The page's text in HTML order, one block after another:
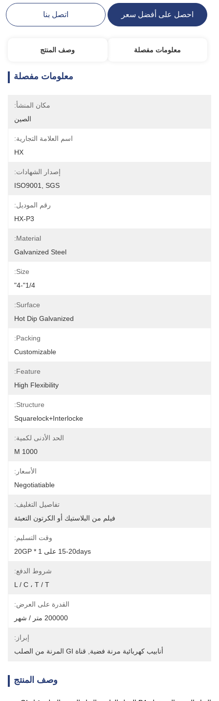
احصل على أفضل سعر اتصل بنا
معلومات مفصلة وصف المنتج
معلومات مفصلة
مكان المنشأ:
الصين
اسم العلامة التجارية:
HX
إصدار الشهادات:
ISO9001, SGS
رقم الموديل:
HX-P3
Material:
Galvanized Steel
Size:
1/4"-4"
Surface:
Hot Dip Galvanized
Packing:
Customizable
Feature:
High Flexibility
Structure:
Squarelock+Interlocke
الحد الأدنى لكمية:
1000 M
الأسعار:
Negotiatiable
تفاصيل التغليف:
فيلم من البلاستيك أو الكرتون التعبئة
وقت التسليم:
15-20days على 1 * 20GP
شروط الدفع:
L / C ، T / T
القدرة على العرض:
200000 متر / شهر
إبراز:
أنابيب كهربائية مرنة فضية
قناة GI المرنة من الصلب
وصف المنتج